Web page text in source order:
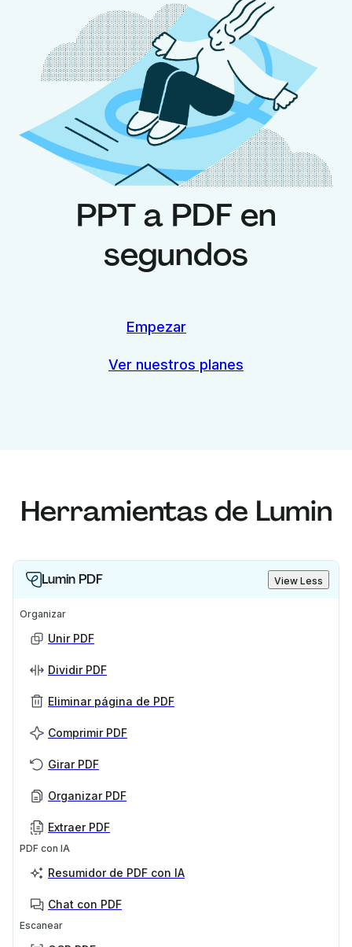
PPT a PDF en
segundos
Empezar
Ver nuestros planes
Herramientas de Lumin
Lumin PDF View Less
Organizar
Unir PDF
Dividir PDF
Eliminar página de PDF
Comprimir PDF
Girar PDF
Organizar PDF
Extraer PDF
PDF con IA
Resumidor de PDF con IA
Chat con PDF
Escanear